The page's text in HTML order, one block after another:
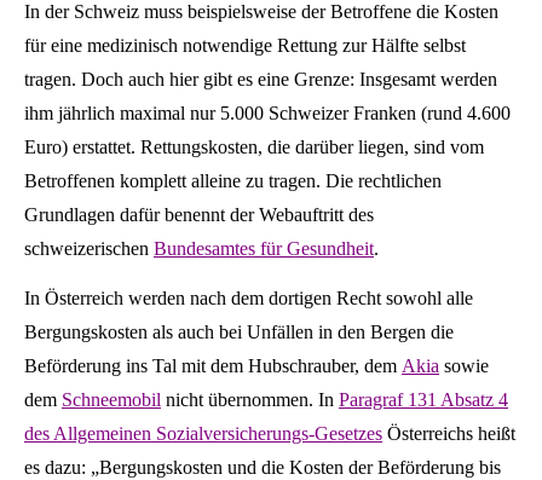
In der Schweiz muss beispielsweise der Betroffene die Kosten
für eine medizinisch notwendige Rettung zur Hälfte selbst
tragen. Doch auch hier gibt es eine Grenze: Insgesamt werden
ihm jährlich maximal nur 5.000 Schweizer Franken (rund 4.600
Euro) erstattet. Rettungskosten, die darüber liegen, sind vom
Betroffenen komplett alleine zu tragen. Die rechtlichen
Grundlagen dafür benennt der Webauftritt des
schweizerischen Bundesamtes für Gesundheit.
In Österreich werden nach dem dortigen Recht sowohl alle
Bergungskosten als auch bei Unfällen in den Bergen die
Beförderung ins Tal mit dem Hubschrauber, dem Akia sowie
dem Schneemobil nicht übernommen. In Paragraf 131 Absatz 4
des Allgemeinen Sozialversicherungs-Gesetzes Österreichs heißt
es dazu: „Bergungskosten und die Kosten der Beförderung bis